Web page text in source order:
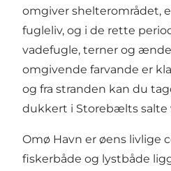
omgiver shelterområdet,
fugleliv, og i de rette
vadefugle, terner og
omgivende farvande er
og fra stranden kan du
dukkert i Storebælts salte
Omø Havn er øens livlige
fiskerbåde og lystbåde